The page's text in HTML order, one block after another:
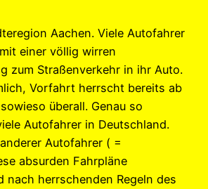
Aachen. Viele Autofahrer
einer völlig wirren
zum Straßenverkehr in ihr Auto.
Vorfahrt herrscht bereits ab
überall. Genau so
Autofahrer in Deutschland.
Autofahrer ( =
absurden Fahrpläne
nach herrschenden Regeln des